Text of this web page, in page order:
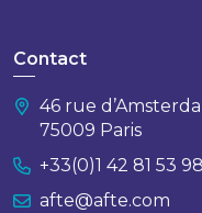
Contact
46 rue
75009 Paris
+33(0)1 42 81 53 98
afte@afte.com